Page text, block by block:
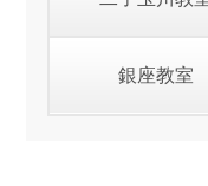
銀座教室